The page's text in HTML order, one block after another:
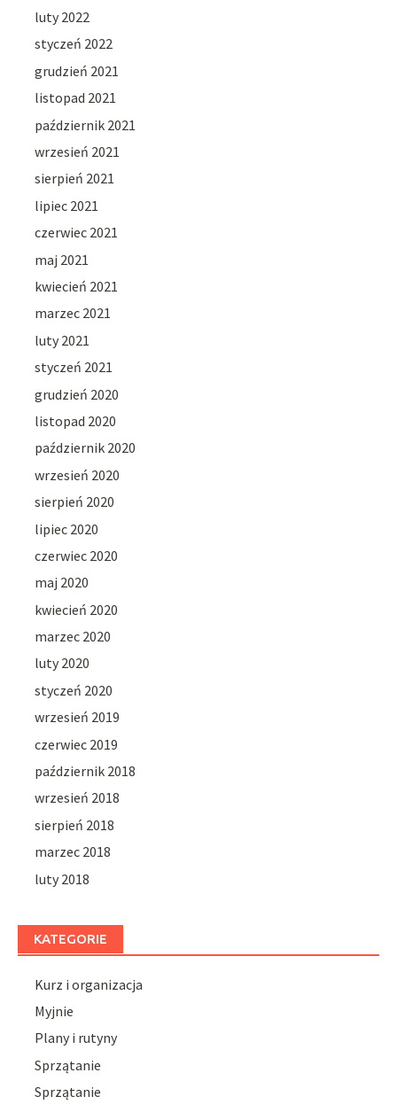
luty 2022
styczeń 2022
grudzień 2021
listopad 2021
październik 2021
wrzesień 2021
sierpień 2021
lipiec 2021
czerwiec 2021
maj 2021
kwiecień 2021
marzec 2021
luty 2021
styczeń 2021
grudzień 2020
listopad 2020
październik 2020
wrzesień 2020
sierpień 2020
lipiec 2020
czerwiec 2020
maj 2020
kwiecień 2020
marzec 2020
luty 2020
styczeń 2020
wrzesień 2019
czerwiec 2019
październik 2018
wrzesień 2018
sierpień 2018
marzec 2018
luty 2018
KATEGORIE
Kurz i organizacja
Myjnie
Plany i rutyny
Sprzątanie
Sprzątanie